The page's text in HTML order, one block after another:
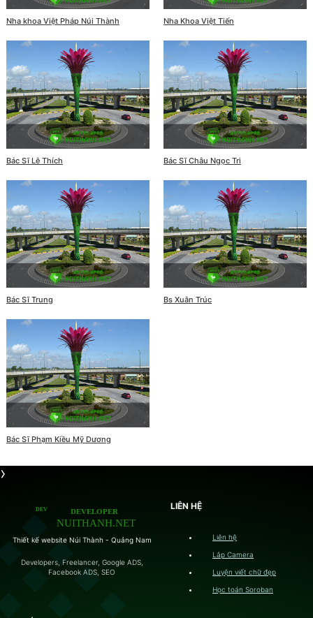
Nha khoa Việt Pháp Núi Thành Nha Khoa Việt Tiến
Bác Sĩ Lê Thích Bác Sĩ Châu Ngọc Tri
Bác Sĩ Trung Bs Xuân Trúc
Bác Sĩ Phạm Kiều Mỹ Dương
Thiết kế website Núi Thành - Quảng Nam
Developers, Freelancer, Google ADS,
Facebook ADS, SEO
LIÊN HỆ
Liên hệ
Lắp Camera
Luyện viết chữ đẹp
Học toán Soroban